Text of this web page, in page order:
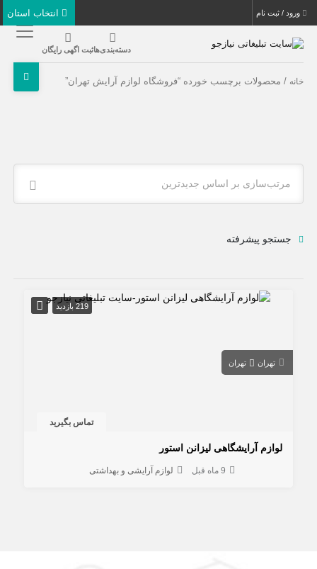
ورود / ثبت نام
دسته‌بندی‌هاثبت اگهی رایگان
خانه / محصولات برچسب خورده “فروشگاه لوازم آرایش تهران”
مرتب‌سازی بر اساس جدیدترین
جستجو پیشرفته
219 بازدید
تهران تهران
تماس بگیرید
لوازم آرایشگاهی لیزانن استور
9 ماه قبل لوازم آرایشی و بهداشتی